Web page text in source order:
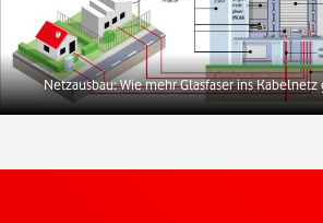
Netzausbau: Wie mehr Glasfaser ins